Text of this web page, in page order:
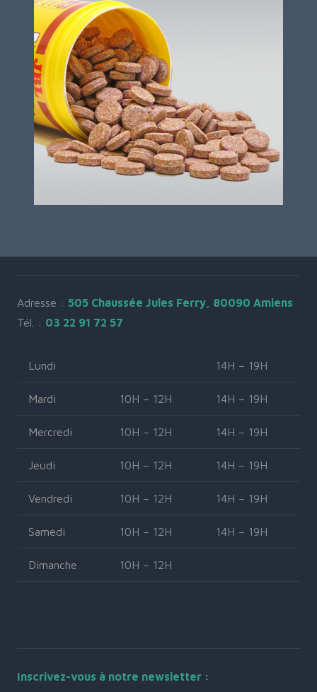
Adresse : 505 Chaussée Jules Ferry, 80090 Amiens
Tél. : 03 22 91 72 57
Lundi 14H – 19H
Mardi 10H – 12H 14H – 19H
Mercredi 10H – 12H 14H – 19H
Jeudi 10H – 12H 14H – 19H
Vendredi 10H – 12H 14H – 19H
Samedi 10H – 12H 14H – 19H
Dimanche 10H – 12H
Inscrivez-vous à notre newsletter :